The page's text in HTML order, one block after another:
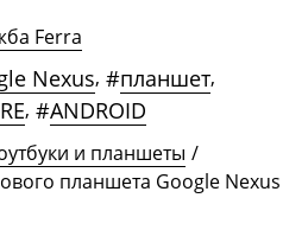
Ferra
Nexus, #планшет,
, #ANDROID
и планшеты /
планшета Google Nexus